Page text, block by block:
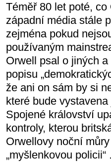
Téměř 80 let poté, co
západní média stále
zejména pokud
používaným
Orwell psal o jiných
popisu
že ani on sám by si
které bude
Spojené království
kontroly, kterou
Orwellovy noční
„myšlenkovou policii“ .